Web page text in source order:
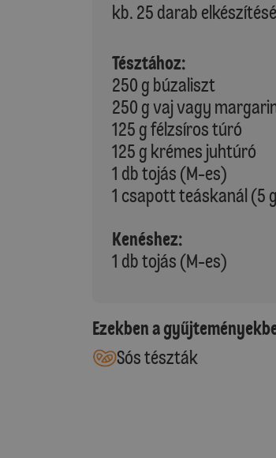
kb. 25 darab
Tésztához:
250 g búzaliszt
250 g vaj vagy
125 g félzsíros túró
125 g krémes juhtúró
1 db tojás (M-es)
1 csapott teáskanál (5
Kenéshez:
1 db tojás (M-es)
Ezekben a
Sós tészták